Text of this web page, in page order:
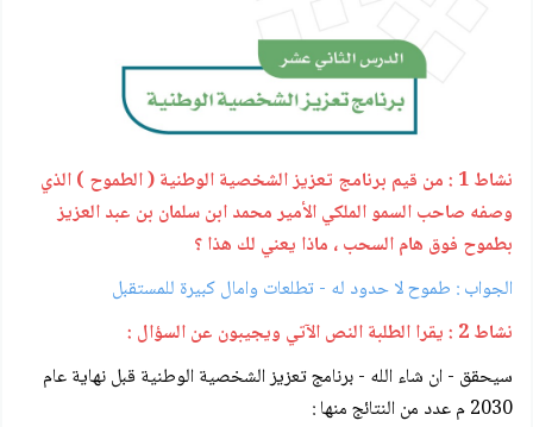
نشاط 1 : من قيم برنامج تعزيز الشخصية الوطنية ( الطموح ) الذي
وصفه صاحب السمو الملكي الأمير محمد ابن سلمان بن عبد العزيز
بطموح فوق هام السحب ، ماذا يعني لك هذا ؟
الجواب : طموح لا حدود له - تطلعات وامال كبيرة للمستقبل
نشاط 2 : يقرا الطلبة النص الآتي ويجيبون عن السؤال :
سيحقق - ان شاء الله - برنامج تعزيز الشخصية الوطنية قبل نهاية عام
2030 م عدد من النتائج منها :